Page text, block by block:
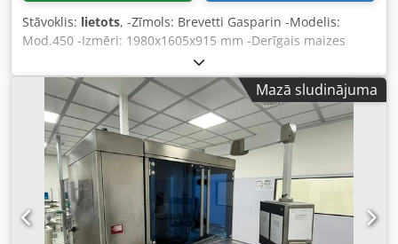
Stāvoklis: lietots, -Zīmols: Brevetti Gasparin -Modelis:
Mod.450 -Izmēri: 1980x1605x915 mm -Derīgais maizes
garuma caurlaides izmērs: 400–500 mm -Derīgais maizes
augstuma caurlaides izmērs: 100–140 mm -Standarta
šķēles biezums: 8,5 / 9,5 / 10,5 / 11,5 / 12,5 / 13,5 mm -
Stundas produktivitāte (sagrieztas maizes): 300–500 gab
Csdpowx Rkqjfx Amrsha -Jauda: 1,1 kW -Dzinēja jauda: 1,5
ZS -Kompresora dzinēja jauda: 2 ZS -Spriegums: 380V /
50Hz / 3 fāzes -Svars: 385 kg -Ražošanas gads: 2003
Mazā sludinājuma